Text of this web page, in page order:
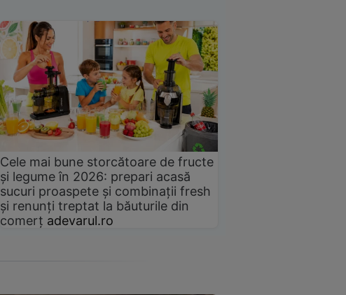
Cele mai bune storcătoare de fructe
și legume în 2026: prepari acasă
sucuri proaspete și combinații fresh
și renunți treptat la băuturile din
comerț adevarul.ro